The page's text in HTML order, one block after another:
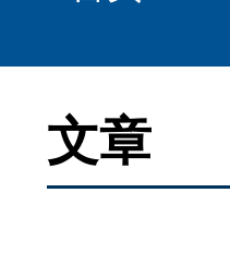
文章